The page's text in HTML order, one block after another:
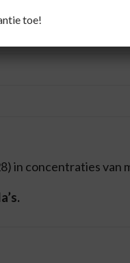
in concentraties van
toe!